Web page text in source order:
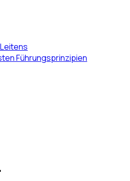
Führungsprinzipien